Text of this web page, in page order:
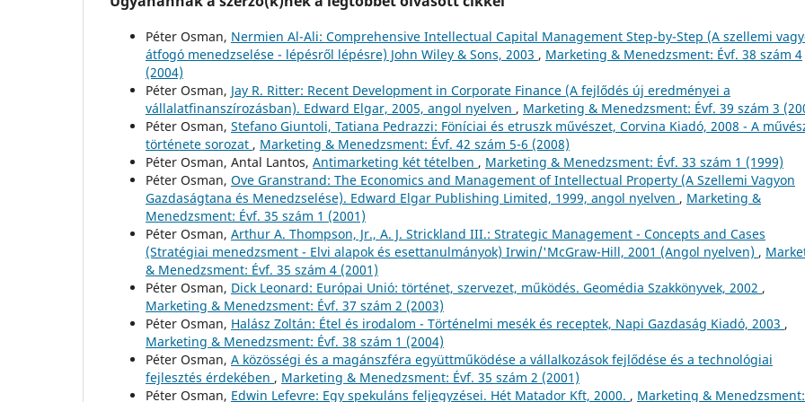
Péter Osman, Nermien Al-Ali: Comprehensive Intellectual Capital Management Step-by-Step (A szellemi
átfogó menedzselése - lépésről lépésre) John Wiley & Sons, 2003 , Marketing & Menedzsment: Évf. 38 szám 4
(2004)
Péter Osman, Jay R. Ritter: Recent Development in Corporate Finance (A fejlődés új eredményei a
vállalatfinanszírozásban). Edward Elgar, 2005, angol nyelven , Marketing & Menedzsment: Évf. 39 szám 3
Péter Osman, Stefano Giuntoli, Tatiana Pedrazzi: Föníciai és etruszk művészet, Corvina Kiadó, 2008 - A
története sorozat , Marketing & Menedzsment: Évf. 42 szám 5-6 (2008)
Péter Osman, Antal Lantos, Antimarketing két tételben , Marketing & Menedzsment: Évf. 33 szám 1 (1999)
Péter Osman, Ove Granstrand: The Economics and Management of Intellectual Property (A Szellemi Vagyon
Gazdaságtana és Menedzselése). Edward Elgar Publishing Limited, 1999, angol nyelven , Marketing &
Menedzsment: Évf. 35 szám 1 (2001)
Péter Osman, Arthur A. Thompson, Jr., A. J. Strickland III.: Strategic Management - Concepts and Cases
(Stratégiai menedzsment - Elvi alapok és esettanulmányok) Irwin/'McGraw-Hill, 2001 (Angol nyelven) ,
& Menedzsment: Évf. 35 szám 4 (2001)
Péter Osman, Dick Leonard: Európai Unió: történet, szervezet, működés. Geomédia Szakkönyvek, 2002 ,
Marketing & Menedzsment: Évf. 37 szám 2 (2003)
Péter Osman, Halász Zoltán: Étel és irodalom - Történelmi mesék és receptek, Napi Gazdaság Kiadó, 2003 ,
Marketing & Menedzsment: Évf. 38 szám 1 (2004)
Péter Osman, A közösségi és a magánszféra együttműködése a vállalkozások fejlődése és a technológiai
fejlesztés érdekében , Marketing & Menedzsment: Évf. 35 szám 2 (2001)
Péter Osman, Edwin Lefevre: Egy spekuláns feljegyzései. Hét Matador Kft, 2000. , Marketing & Menedzsment: